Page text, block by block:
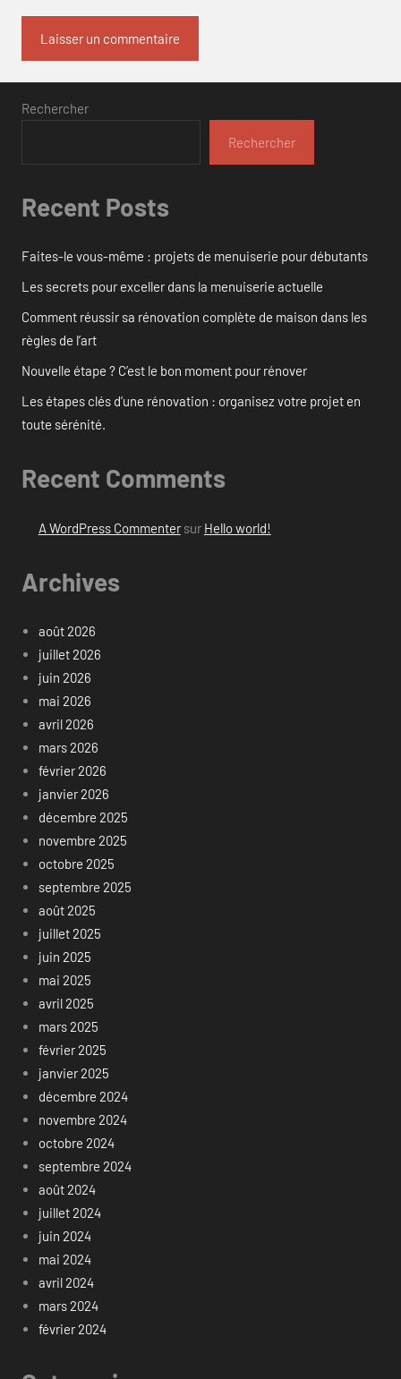
Rechercher
Rechercher
Recent Posts
Faites-le vous-même : projets de menuiserie pour débutants
Les secrets pour exceller dans la menuiserie actuelle
Comment réussir sa rénovation complète de maison dans les
règles de l’art
Nouvelle étape ? C’est le bon moment pour rénover
Les étapes clés d’une rénovation : organisez votre projet en
toute sérénité.
Recent Comments
A WordPress Commentersur Hello world!
Archives
août 2026
juillet 2026
juin 2026
mai 2026
avril 2026
mars 2026
février 2026
janvier 2026
décembre 2025
novembre 2025
octobre 2025
septembre 2025
août 2025
juillet 2025
juin 2025
mai 2025
avril 2025
mars 2025
février 2025
janvier 2025
décembre 2024
novembre 2024
octobre 2024
septembre 2024
août 2024
juillet 2024
juin 2024
mai 2024
avril 2024
mars 2024
février 2024